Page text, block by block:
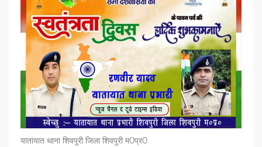
यातायात थाना शिवपुरी जिला शिवपुरी म0प्र0